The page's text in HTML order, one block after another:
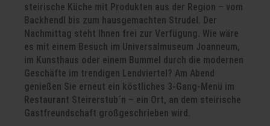
steirische Küche mit Produkten aus der Region – vom
Backhendl bis zum hausgemachten Strudel. Der
Nachmittag steht Ihnen frei zur Verfügung. Wie wäre
es mit einem Besuch im Universalmuseum Joanneum,
im Kunsthaus oder einem Bummel durch die modernen
Geschäfte im trendigen Lendviertel? Am Abend
genießen Sie erneut ein köstliches 3-Gang-Menü im
Restaurant Steirerstub´n – ein Ort, an dem steirische
Gastfreundschaft großgeschrieben wird.